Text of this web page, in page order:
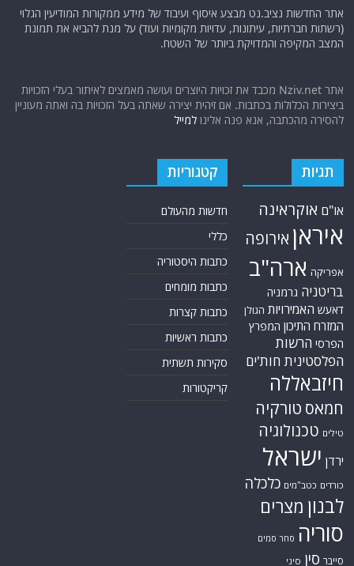
אתר החדשות נציב.נט מבצע איסוף ועיבוד של מידע ממקורות המודיעין הגלוי
(רשתות חברתיות, עיתונות, עדויות מקומיות ועוד) על מנת להביא את תמונת
המצב המקיפה והמדויקת ביותר של השטח.
אתר Nziv.net מכבד את זכויות היוצרים ועושה מאמצים לאיתור בעלי הזכויות
ביצירות הכלולות בכתבות. אם זיהית יצירה שאתה בעל הזכויות בה ואתה מעוניין
להסירה מהכתבה, אנא פנה אלינולמייל
תגיות
או"ם אוקראינה
איראן אירופה
אפריקה ארה"ב
בריטניה גרמניה
דאעש האמירויות הגולן
המזרח התיכון המפרץ
הפרסי הרשות
הפלסטינית חות'ים
חיזבאללה
חמאס טורקיה
טילים טכנולוגיה
ירדן ישראל
כורדים כטב"מים כלכלה
לבנון מצרים
סוריה סחר סמים
סייבר סין סיני
קטגוריות
חדשות מהעולם
כללי
כתבות היסטוריה
כתבות מומחים
כתבות קצרות
כתבות ראשיות
סקירות תשתית
קריקטורות